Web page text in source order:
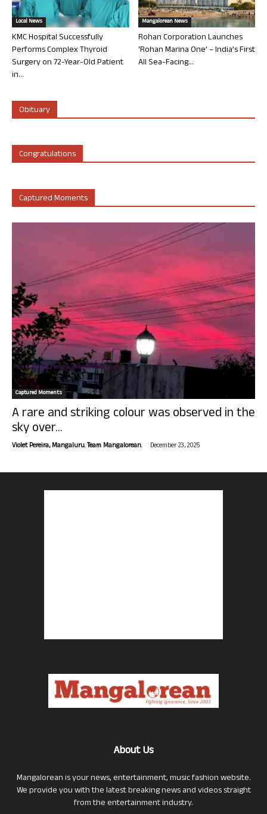
Local News
KMC Hospital Successfully
Performs Complex Thyroid
Surgery on 72-Year-Old Patient
in...
Mangalorean News
Rohan Corporation Launches
‘Rohan Marina One’ – India’s First
All Sea-Facing...
Obituary
Congratulations
Captured Moments
Captured Moments
A rare and striking colour was observed in the
sky over...
Violet Pereira, Mangaluru. Team Mangalorean. - December 23, 2025
About Us
Mangalorean is your news, entertainment, music fashion website.
We provide you with the latest breaking news and videos straight
from the entertainment industry.